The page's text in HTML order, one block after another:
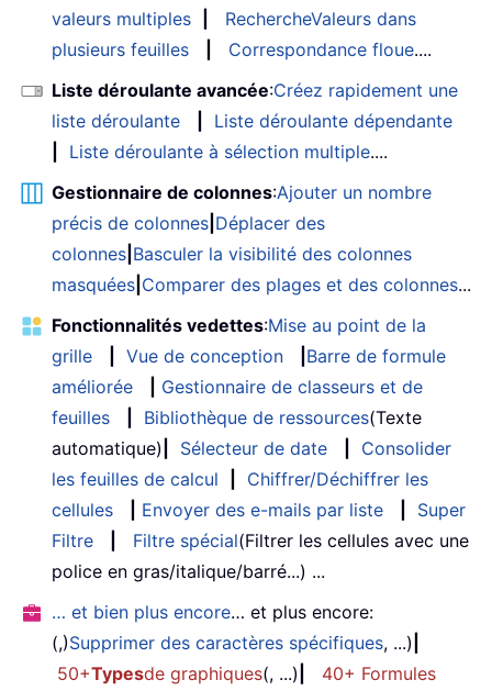
valeurs multiples
RechercheValeurs dans
plusieurs feuilles
Correspondance floue....
Liste déroulante avancée:Créez rapidement une
liste déroulante
Liste déroulante dépendante
Liste déroulante à sélection multiple....
Gestionnaire de colonnes:Ajouter un nombre
précis de colonnes Déplacer des
colonnes Basculer la visibilité des colonnes
masquées Comparer des plages et des colonnes...
Fonctionnalités vedettes:Mise au point de la
grille
Vue de conception
Barre de formule
améliorée
Gestionnaire de classeurs et de
feuilles
Bibliothèque de ressources(Texte
automatique)
Sélecteur de date
Consolider
les feuilles de calcul
Chiffrer/Déchiffrer les
cellules
Envoyer des e-mails par liste
Super
Filtre
Filtre spécial(Filtrer les cellules avec une
police en gras/italique/barré...) ...
… et bien plus encore… et plus encore:
(,)Supprimer des caractères spécifiques, ...)
50+Typesde graphiques(, ...)
40+ Formules